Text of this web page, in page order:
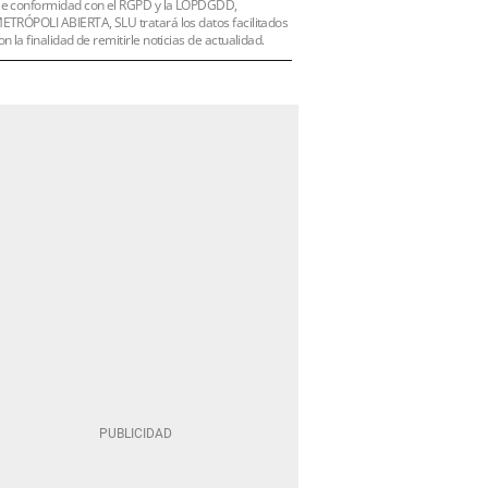
conformidad con el RGPD y la LOPDGDD,
ABIERTA, SLU tratará los datos facilitados
la finalidad de remitirle noticias de actualidad.